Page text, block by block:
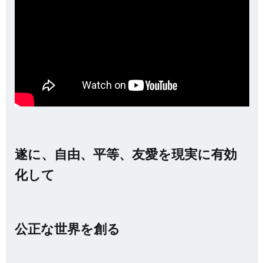
遂に、自由、平等、友愛を現実に有効
化して
公正な世界を創る